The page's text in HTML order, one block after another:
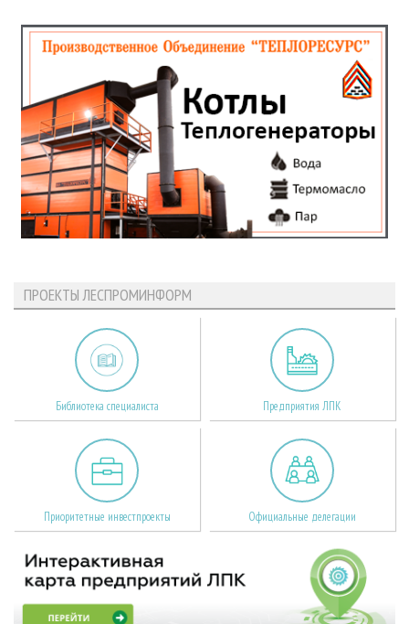
ПРОЕКТЫ ЛЕСПРОМИНФОРМ
Библиотека специалиста Предприятия ЛПК
Приоритетные инвестпроекты Официальные делегации